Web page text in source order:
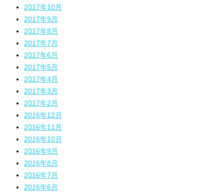
2017年10月
2017年9月
2017年8月
2017年7月
2017年6月
2017年5月
2017年4月
2017年3月
2017年2月
2016年12月
2016年11月
2016年10月
2016年9月
2016年8月
2016年7月
2016年6月